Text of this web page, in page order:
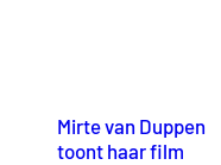
Mirte van Duppen
toont haar film